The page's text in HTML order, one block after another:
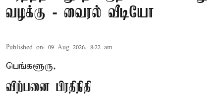
வழக்கு - வைரல் வீடியோ
Published on: 09 Aug 2026, 8:22 am
பெங்களூரு,
விற்பனை பிரதிநிதி